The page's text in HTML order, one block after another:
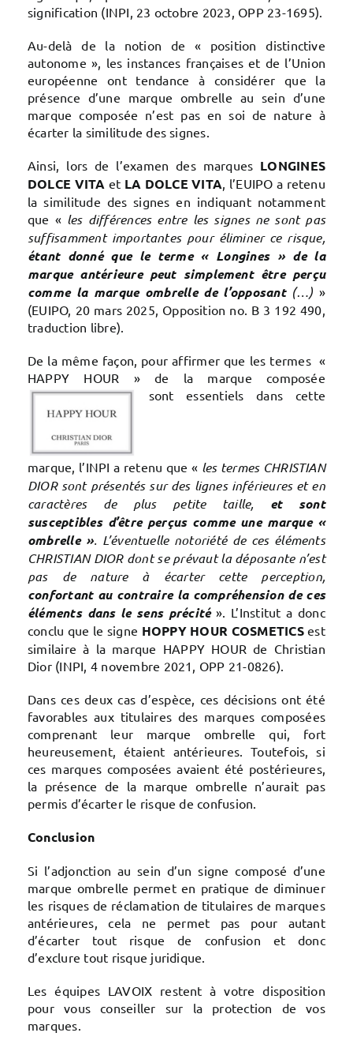
signification (INPI, 23 octobre 2023, OPP 23-1695).
Au-delà de la notion de « position distinctive
autonome », les instances françaises et de l’Union
européenne ont tendance à considérer que la
présence d’une marque ombrelle au sein d’une
marque composée n’est pas en soi de nature à
écarter la similitude des signes.
Ainsi, lors de l’examen des marques LONGINES
DOLCE VITA et LA DOLCE VITA, l’EUIPO a retenu
la similitude des signes en indiquant notamment
que « les différences entre les signes ne sont pas
suffisamment importantes pour éliminer ce risque,
étant donné que le terme « Longines » de la
marque antérieure peut simplement être perçu
comme la marque ombrelle de l’opposant(…) »
(EUIPO, 20 mars 2025, Opposition no. B 3 192 490,
traduction libre).
De la même façon, pour affirmer que les termes «
HAPPY HOUR » de la marque composée
sont essentiels dans cette
marque, l’INPI a retenu que « les termes CHRISTIAN
DIOR sont présentés sur des lignes inférieures et en
caractères de plus petite taille, et sont
susceptibles d’être perçus comme une marque «
ombrelle ». L’éventuelle notoriété de ces éléments
CHRISTIAN DIOR dont se prévaut la déposante n’est
pas de nature à écarter cette perception,
confortant au contraire la compréhension de ces
éléments dans le sens précité ». L’Institut a donc
conclu que le signe HOPPY HOUR COSMETICSest
similaire à la marque HAPPY HOUR de Christian
Dior (INPI, 4 novembre 2021, OPP 21-0826).
Dans ces deux cas d’espèce, ces décisions ont été
favorables aux titulaires des marques composées
comprenant leur marque ombrelle qui, fort
heureusement, étaient antérieures. Toutefois, si
ces marques composées avaient été postérieures,
la présence de la marque ombrelle n’aurait pas
permis d’écarter le risque de confusion.
Conclusion
Si l’adjonction au sein d’un signe composé d’une
marque ombrelle permet en pratique de diminuer
les risques de réclamation de titulaires de marques
antérieures, cela ne permet pas pour autant
d’écarter tout risque de confusion et donc
d’exclure tout risque juridique.
Les équipes LAVOIX restent à votre disposition
pour vous conseiller sur la protection de vos
marques.